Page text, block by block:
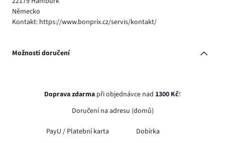
Německo
Kontakt: https://www.bonprix.cz/servis/kontakt/
Možnosti doručení
Doprava zdarma při objednávce nad 1300 Kč!
Doručení na adresu (domů)
PayU / Platební karta Dobírka